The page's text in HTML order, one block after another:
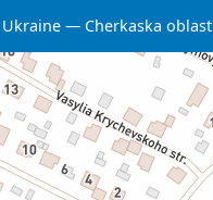
Ukraine Cherkaska oblast